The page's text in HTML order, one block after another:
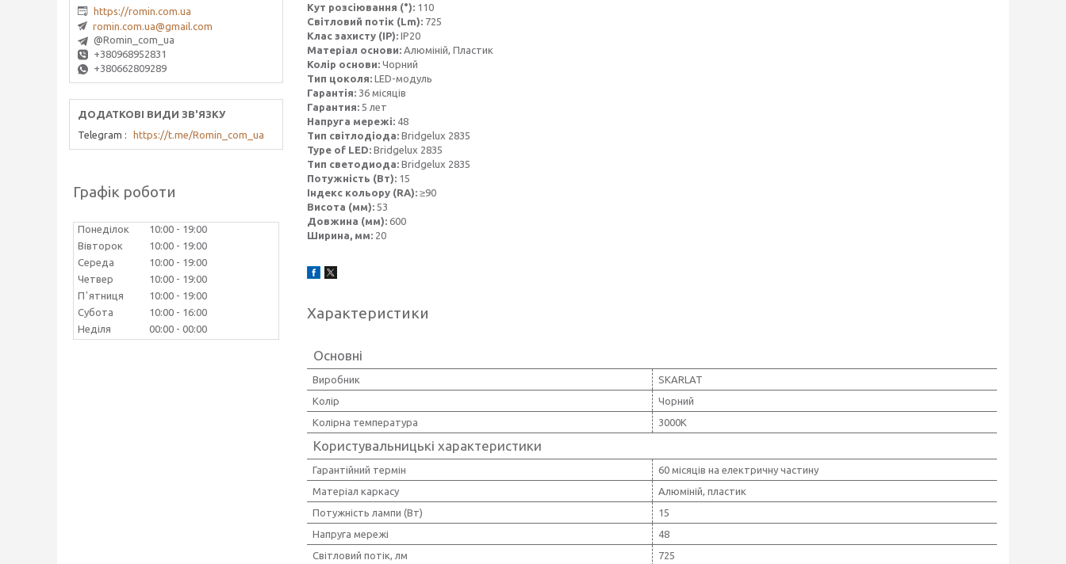
Кут розсіювання (°): 110
Світловий потік (Lm): 725
Клас захисту (IP): IP20
Матеріал основи: Алюміній, Пластик
Колір основи: Чорний
Тип цоколя: LED-модуль
Гарантія: 36 місяців
Гарантия: 5 лет
Напруга мережі: 48
Тип світлодіода: Bridgelux 2835
Type of LED: Bridgelux 2835
Тип светодиода: Bridgelux 2835
Потужність (Вт): 15
Індекс кольору (RA): ≥90
Висота (мм): 53
Довжина (мм): 600
Ширина, мм: 20
Характеристики
Основні
Виробник
SKARLAT
Колір
Чорний
Колірна температура
3000К
Користувальницькі характеристики
Гарантійний термін
60 місяців на електричну частину
Матеріал каркасу
Алюміній, пластик
Потужність лампи (Вт)
15
Напруга мережі
48
Світловий потік, лм
725
https://romin.com.ua
romin.com.ua@gmail.com
@Romin_com_ua
+380968952831
+380662809289
Telegram https://t.me/Romin_com_ua
Графік роботи
Понеділок 10:00
19:00
Вівторок
10:00
19:00
Середа
10:00
19:00
Четвер
10:00
19:00
Пʼятниця
10:00
19:00
Субота
10:00
16:00
Неділя
00:00 00:00